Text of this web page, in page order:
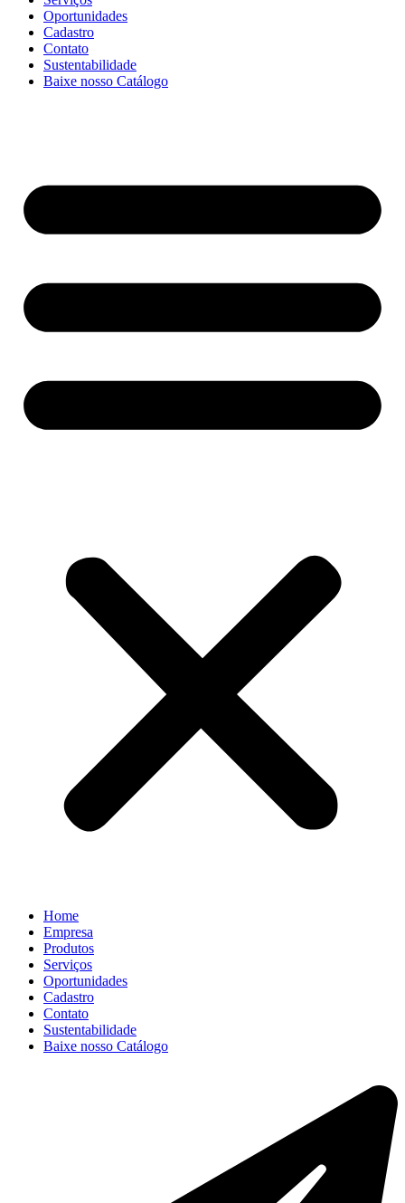
Oportunidades
Cadastro
Contato
Sustentabilidade
Baixe nosso Catálogo
Home
Empresa
Produtos
Serviços
Oportunidades
Cadastro
Contato
Sustentabilidade
Baixe nosso Catálogo